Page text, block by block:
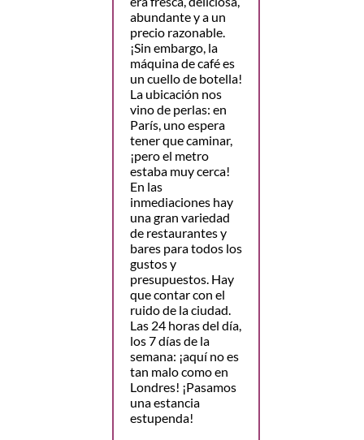
abundante y a un
precio razonable.
¡Sin embargo, la
máquina de café es
un cuello de botella!
La ubicación nos
vino de perlas: en
París, uno espera
tener que caminar,
¡pero el metro
estaba muy cerca!
En las
inmediaciones hay
una gran variedad
de restaurantes y
bares para todos los
gustos y
presupuestos. Hay
que contar con el
ruido de la ciudad.
Las 24 horas del día,
los 7 días de la
semana: ¡aquí no es
tan malo como en
Londres! ¡Pasamos
una estancia
estupenda!